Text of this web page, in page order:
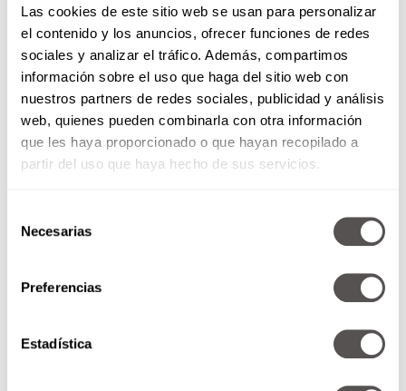
Las cookies de este sitio web se usan para personalizar
el contenido y los anuncios, ofrecer funciones de redes
sociales y analizar el tráfico. Además, compartimos
información sobre el uso que haga del sitio web con
nuestros partners de redes sociales, publicidad y análisis
web, quienes pueden combinarla con otra información
que les haya proporcionado o que hayan recopilado a
partir del uso que haya hecho de sus servicios.
Necesarias
Preferencias
Estadística
Al decir las frases, SIENTE genuinamente lo que
estás diciendo. Este es un gran método para
¡Elixir lunar! ¿Para qué sirve el